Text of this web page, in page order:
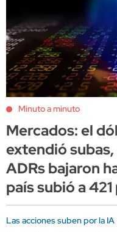
Minuto a minuto
Mercados: el
extendió
ADRs bajaron
país subió a
Las acciones suben por la IA